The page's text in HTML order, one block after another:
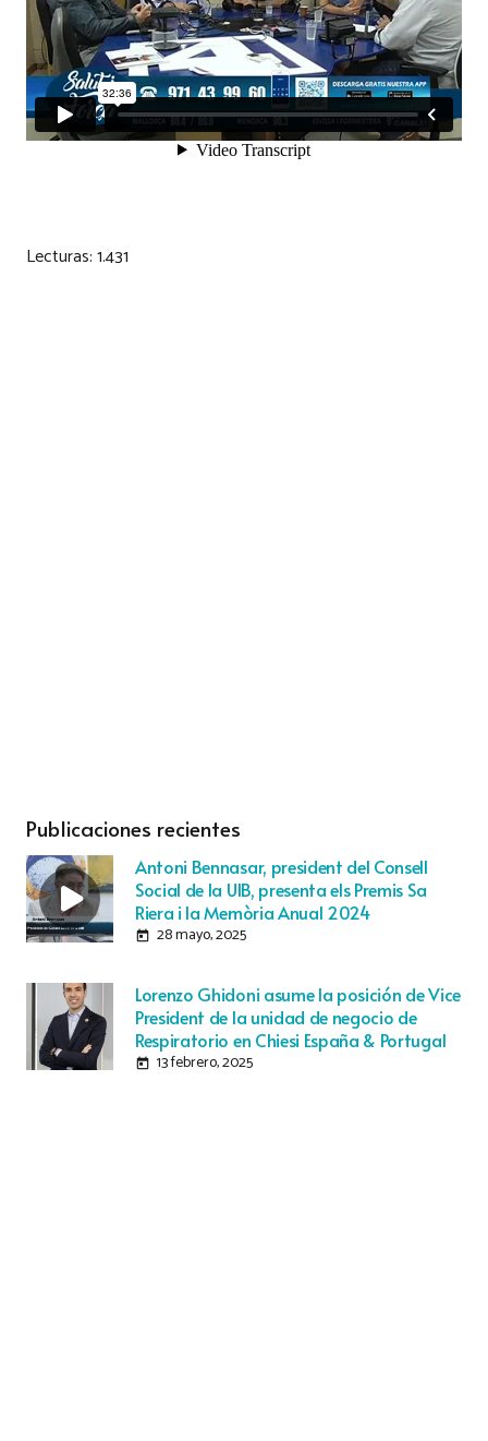
Lecturas:1.431
Publicaciones recientes
Antoni Bennasar, president del Consell
Social de la UIB, presenta els Premis Sa
Riera i la Memòria Anual 2024
today 28 mayo, 2025
Lorenzo Ghidoni asume la posición de Vice
President de la unidad de negocio de
Respiratorio en Chiesi España & Portugal
today 13 febrero, 2025